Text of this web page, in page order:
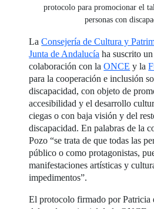
protocolo para promocionar el
personas con
LaConsejería de Cultura y
Junta de Andalucía ha suscrito
colaboración con laONCE y la
para la cooperación e inclusión
discapacidad, con objeto de
accesibilidad y el desarrollo
ciegas o con baja visión y del
discapacidad. En palabras de la
Pozo “se trata de que todas las
público o como protagonistas,
manifestaciones artísticas y
impedimentos”.
El protocolo firmado por Patricia